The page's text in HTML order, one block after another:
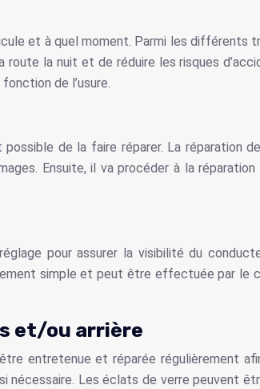
et à quel moment. Parmi les différents
la nuit et de réduire les risques
de l’usure.
de la faire réparer. La
Ensuite, il va procéder à la
pour assurer la visibilité du
simple et peut être effectuée par le
et/ou arrière
entretenue et réparée régulièrement
Les éclats de verre peuvent